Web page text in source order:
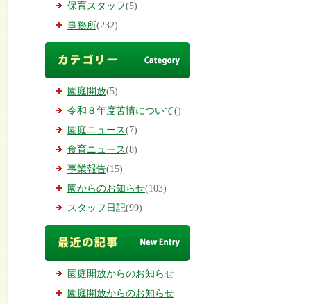
保育スタッフ(5)
事務所(232)
園庭開放(5)
令和８年度苦情について()
園庭ニュース(7)
食育ニュース(8)
事業報告(15)
園からのお知らせ(103)
スタッフ日記(99)
園庭開放からのお知らせ
園庭開放からのお知らせ